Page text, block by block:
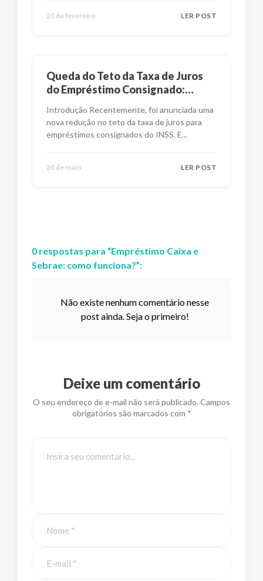
20 de fevereiro LER POST
Queda do Teto da Taxa de Juros
do Empréstimo Consignado:
Introdução Recentemente, foi anunciada uma
nova redução no teto da taxa de juros para
empréstimos consignados do INSS. E...
20 de maio LER POST
0 respostas para “Empréstimo Caixa e
Sebrae: como funciona?”:
Não existe nenhum comentário nesse
post ainda. Seja o primeiro!
Deixe um comentário
O seu endereço de e-mail não será publicado. Campos
obrigatórios são marcados com *